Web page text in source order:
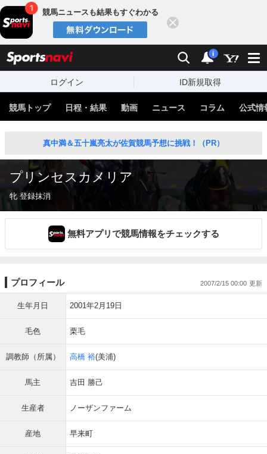
競馬ニュースも結果もすぐわかる
検索 通知
i
ログイン ID新規取得
競馬トップ 日程・結果 動画 ニュース コラム 公式情
真中満＆五十嵐亮太が佐賀競馬予想に挑戦！（PR）
プリンセスカメリア
牝 登録抹消
無料アプリで競馬情報をチェックする
プロフィール 2007/2/15 00:00
生年月日 2001年2月19日
毛色 栗毛
調教師（所属） 高橋 裕(美浦)
馬主 吉田 勝己
生産者 ノーザンファーム
産地 早来町